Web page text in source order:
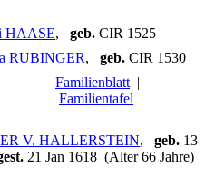
HAASE, geb. CIR 1525
RUBINGER, geb. CIR 1530
Familienblatt |
Familientafel
V. HALLERSTEIN, geb. 13
21 Jan 1618 (Alter 66 Jahre)